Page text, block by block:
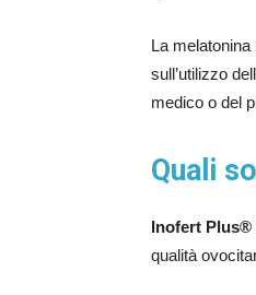
La melatonina
sull’utilizzo
medico o del
Quali
Inofert Plus®
qualità